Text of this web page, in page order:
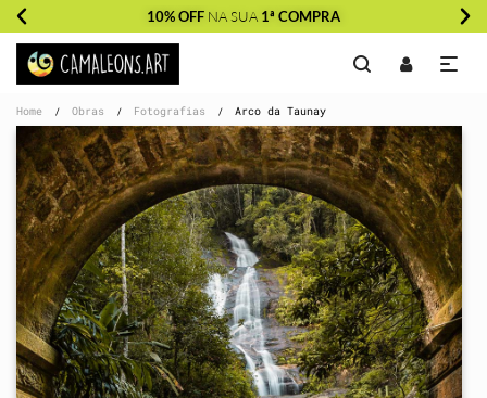
10% OFF NA SUA 1ª COMPRA
Home / Obras / Fotografias / Arco da Taunay